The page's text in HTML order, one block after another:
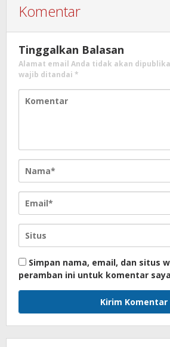
Komentar
Tinggalkan Balasan
Alamat email Anda tidak akan
wajib ditandai *
Simpan nama, email, dan situs
peramban ini untuk komentar